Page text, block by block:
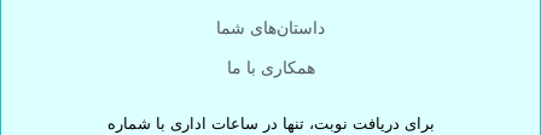
داستان‌های شما
همکاری با ما
برای دریافت نوبت، تنها در ساعات اداری با شماره